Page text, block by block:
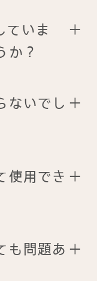
ていま
か？
＋
ないでし ＋
使用でき ＋
も問題あ ＋